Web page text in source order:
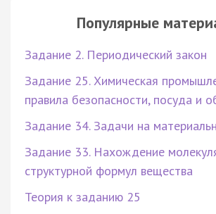
Популярные
Задание 2. Периодический закон
Задание 25. Химическая
правила безопасности, посуда и
Задание 34. Задачи на
Задание 33. Нахождение
структурной формул вещества
Теория к заданию 25